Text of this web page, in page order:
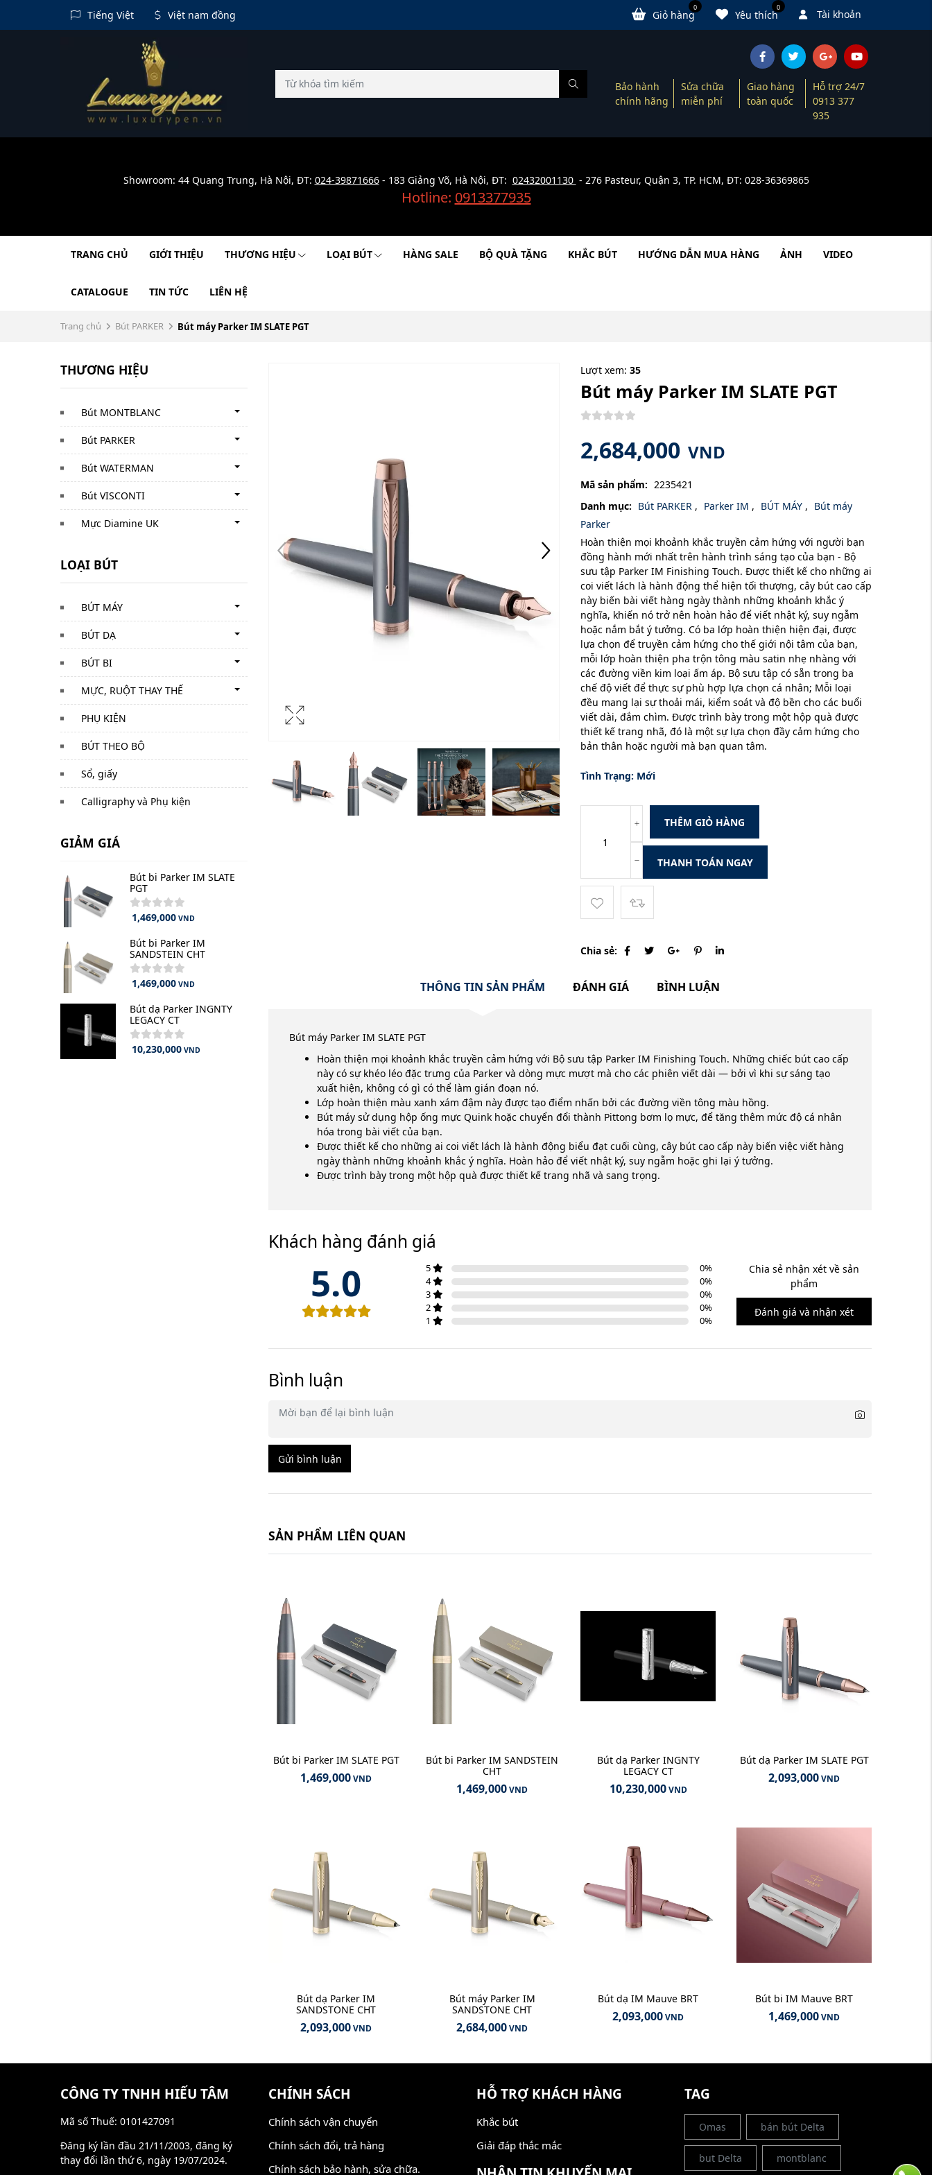
Tiếng Việt Việt nam đồng Tài khoản
0
Yêu thích
0
Giỏ hàng
Bảo hành
chính hãng
Sửa chữa
miễn phí
Giao hàng
toàn quốc
Hỗ trợ 24/7
0913 377
935
Showroom: 44 Quang Trung, Hà Nội, ĐT: 024-39871666- 183 Giảng Võ, Hà Nội, ĐT: 02432001130 - 276 Pasteur, Quận 3, TP. HCM, ĐT: 028-36369865
Hotline: 0913377935
TRANG CHỦ GIỚI THIỆU THƯƠNG HIỆU LOẠI BÚT HÀNG SALE BỘ QUÀ TẶNG KHẮC BÚT HƯỚNG DẪN MUA HÀNG ẢNH VIDEO
CATALOGUE TIN TỨC LIÊN HỆ
Trang chủ Bút PARKER Bút máy Parker IM SLATE PGT
THƯƠNG HIỆU
Bút MONTBLANC
Bút PARKER
Bút WATERMAN
Bút VISCONTI
Mực Diamine UK
LOẠI BÚT
BÚT MÁY
BÚT DẠ
BÚT BI
MỰC, RUỘT THAY THẾ
PHỤ KIỆN
BÚT THEO BỘ
Sổ, giấy
Calligraphy và Phụ kiện
GIẢM GIÁ
Bút bi Parker IM SLATE
PGT
1,469,000 VND
Bút bi Parker IM
SANDSTEIN CHT
1,469,000 VND
Bút dạ Parker INGNTY
LEGACY CT
10,230,000 VND
Lượt xem: 35
Bút máy Parker IM SLATE PGT
2,684,000 VND
Mã sản phẩm: 2235421
Danh mục: Bút PARKER , Parker IM , BÚT MÁY , Bút máy
Parker
Hoàn thiện mọi khoảnh khắc truyền cảm hứng với người bạn
đồng hành mới nhất trên hành trình sáng tạo của bạn - Bộ
sưu tập Parker IM Finishing Touch. Được thiết kế cho những ai
coi viết lách là hành động thể hiện tối thượng, cây bút cao cấp
này biến bài viết hàng ngày thành những khoảnh khắc ý
nghĩa, khiến nó trở nên hoàn hảo để viết nhật ký, suy ngẫm
hoặc nắm bắt ý tưởng. Có ba lớp hoàn thiện hiện đại, được
lựa chọn để truyền cảm hứng cho thế giới nội tâm của bạn,
mỗi lớp hoàn thiện pha trộn tông màu satin nhẹ nhàng với
các đường viền kim loại ấm áp. Bộ sưu tập có sẵn trong ba
chế độ viết để thực sự phù hợp lựa chọn cá nhân; Mỗi loại
đều mang lại sự thoải mái, kiểm soát và độ bền cho các buổi
viết dài, đắm chìm. Được trình bày trong một hộp quà được
thiết kế trang nhã, đó là một sự lựa chọn đầy cảm hứng cho
bản thân hoặc người mà bạn quan tâm.
Tình Trạng: Mới
THÊM GIỎ HÀNG
THANH TOÁN NGAY
Chia sẻ:
THÔNG TIN SẢN PHẨM ĐÁNH GIÁ BÌNH LUẬN
Bút máy Parker IM SLATE PGT
Hoàn thiện mọi khoảnh khắc truyền cảm hứng với Bộ sưu tập Parker IM Finishing Touch. Những chiếc bút cao cấp
này có sự khéo léo đặc trưng của Parker và dòng mực mượt mà cho các phiên viết dài — bởi vì khi sự sáng tạo
xuất hiện, không có gì có thể làm gián đoạn nó.
Lớp hoàn thiện màu xanh xám đậm này được tạo điểm nhấn bởi các đường viền tông màu hồng.
Bút máy sử dụng hộp ống mực Quink hoặc chuyển đổi thành Pittong bơm lọ mực, để tăng thêm mức độ cá nhân
hóa trong bài viết của bạn.
Được thiết kế cho những ai coi viết lách là hành động biểu đạt cuối cùng, cây bút cao cấp này biến việc viết hàng
ngày thành những khoảnh khắc ý nghĩa. Hoàn hảo để viết nhật ký, suy ngẫm hoặc ghi lại ý tưởng.
Được trình bày trong một hộp quà được thiết kế trang nhã và sang trọng.
Khách hàng đánh giá
5.0 5 0%
4
0%
3
0%
2
0%
1
0%
Chia sẻ nhận xét về sản
phẩm
Đánh giá và nhận xét
Bình luận
Gửi bình luận
SẢN PHẨM LIÊN QUAN
Bút bi Parker IM SLATE PGT
1,469,000VND
Bút bi Parker IM SANDSTEIN
CHT
1,469,000VND
Bút dạ Parker INGNTY
LEGACY CT
10,230,000 VND
Bút dạ Parker IM SLATE PGT
2,093,000VND
Bút dạ Parker IM
SANDSTONE CHT
2,093,000VND
Bút máy Parker IM
SANDSTONE CHT
2,684,000VND
Bút dạ IM Mauve BRT
2,093,000VND
Bút bi IM Mauve BRT
1,469,000VND
CÔNG TY TNHH HIẾU TÂM
Mã số Thuế: 0101427091
Đăng ký lần đầu 21/11/2003, đăng ký
thay đổi lần thứ 6, ngày 19/07/2024.
CHÍNH SÁCH
Chính sách vận chuyển
Chính sách đổi, trả hàng
Chính sách bảo hành, sửa chữa.
HỖ TRỢ KHÁCH HÀNG
Khắc bút
Giải đáp thắc mắc
TAG
Omas bán bút Delta
but Delta montblanc